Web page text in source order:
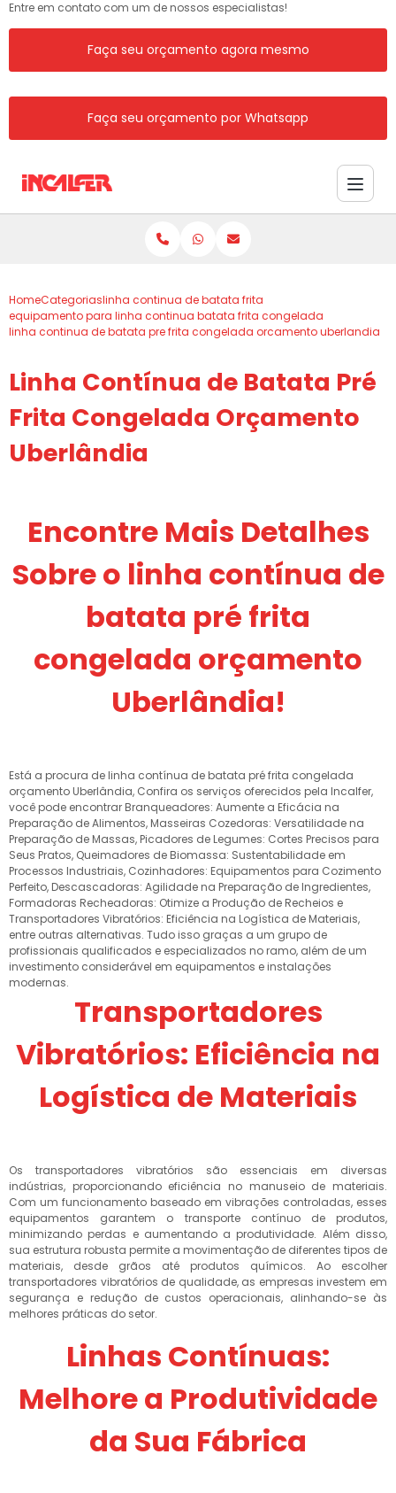
Entre em contato com um de nossos especialistas!
Faça seu orçamento agora mesmo
Faça seu orçamento por Whatsapp
HomeCategoriaslinha continua de batata frita
equipamento para linha continua batata frita congelada
linha continua de batata pre frita congelada orcamento uberlandia
Linha Contínua de Batata Pré
Frita Congelada Orçamento
Uberlândia
Encontre Mais Detalhes
Sobre o linha contínua de
batata pré frita
congelada orçamento
Uberlândia!
Está a procura de linha contínua de batata pré frita congelada
orçamento Uberlândia, Confira os serviços oferecidos pela Incalfer,
você pode encontrar Branqueadores: Aumente a Eficácia na
Preparação de Alimentos, Masseiras Cozedoras: Versatilidade na
Preparação de Massas, Picadores de Legumes: Cortes Precisos para
Seus Pratos, Queimadores de Biomassa: Sustentabilidade em
Processos Industriais, Cozinhadores: Equipamentos para Cozimento
Perfeito, Descascadoras: Agilidade na Preparação de Ingredientes,
Formadoras Recheadoras: Otimize a Produção de Recheios e
Transportadores Vibratórios: Eficiência na Logística de Materiais,
entre outras alternativas. Tudo isso graças a um grupo de
profissionais qualificados e especializados no ramo, além de um
investimento considerável em equipamentos e instalações
modernas.
Transportadores
Vibratórios: Eficiência na
Logística de Materiais
Os transportadores vibratórios são essenciais em diversas
indústrias, proporcionando eficiência no manuseio de materiais.
Com um funcionamento baseado em vibrações controladas, esses
equipamentos garantem o transporte contínuo de produtos,
minimizando perdas e aumentando a produtividade. Além disso,
sua estrutura robusta permite a movimentação de diferentes tipos de
materiais, desde grãos até produtos químicos. Ao escolher
transportadores vibratórios de qualidade, as empresas investem em
segurança e redução de custos operacionais, alinhando-se às
melhores práticas do setor.
Linhas Contínuas:
Melhore a Produtividade
da Sua Fábrica